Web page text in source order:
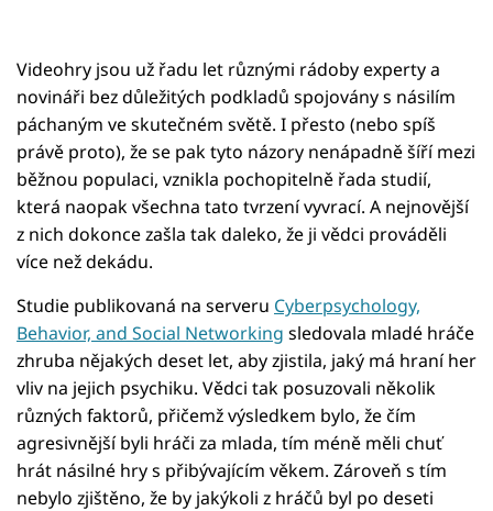
Videohry jsou už řadu let různými rádoby experty a
novináři bez důležitých podkladů spojovány s násilím
páchaným ve skutečném světě. I přesto (nebo spíš
právě proto), že se pak tyto názory nenápadně šíří mezi
běžnou populaci, vznikla pochopitelně řada studií,
která naopak všechna tato tvrzení vyvrací. A nejnovější
z nich dokonce zašla tak daleko, že ji vědci prováděli
více než dekádu.
Studie publikovaná na serveru Cyberpsychology,
Behavior, and Social Networking sledovala mladé hráče
zhruba nějakých deset let, aby zjistila, jaký má hraní her
vliv na jejich psychiku. Vědci tak posuzovali několik
různých faktorů, přičemž výsledkem bylo, že čím
agresivnější byli hráči za mlada, tím méně měli chuť
hrát násilné hry s přibývajícím věkem. Zároveň s tím
nebylo zjištěno, že by jakýkoli z hráčů byl po deseti